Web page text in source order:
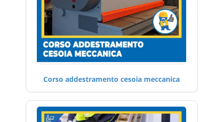
Corso addestramento cesoia meccanica